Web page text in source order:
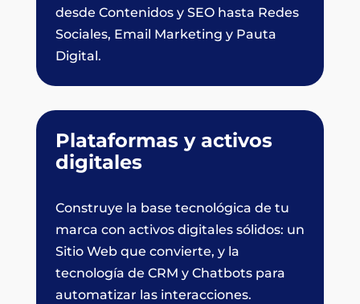
desde Contenidos y SEO hasta Redes
Sociales, Email Marketing y Pauta
Digital.
Plataformas y activos
digitales
Construye la base tecnológica de tu
marca con activos digitales sólidos: un
Sitio Web que convierte, y la
tecnología de CRM y Chatbots para
automatizar las interacciones.